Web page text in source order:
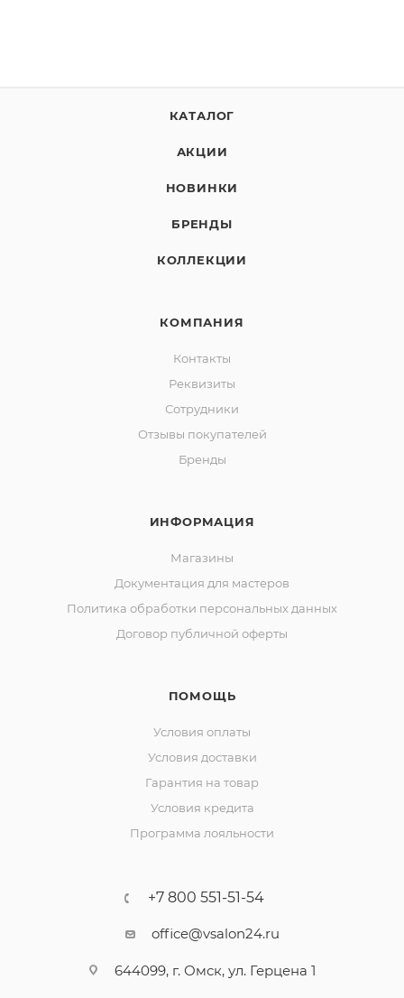
КАТАЛОГ
АКЦИИ
НОВИНКИ
БРЕНДЫ
КОЛЛЕКЦИИ
КОМПАНИЯ
Контакты
Реквизиты
Сотрудники
Отзывы покупателей
Бренды
ИНФОРМАЦИЯ
Магазины
Документация для мастеров
Политика обработки персональных данных
Договор публичной оферты
ПОМОЩЬ
Условия оплаты
Условия доставки
Гарантия на товар
Условия кредита
Программа лояльности
+7 800 551-51-54
office@vsalon24.ru
644099, г. Омск, ул. Герцена 1